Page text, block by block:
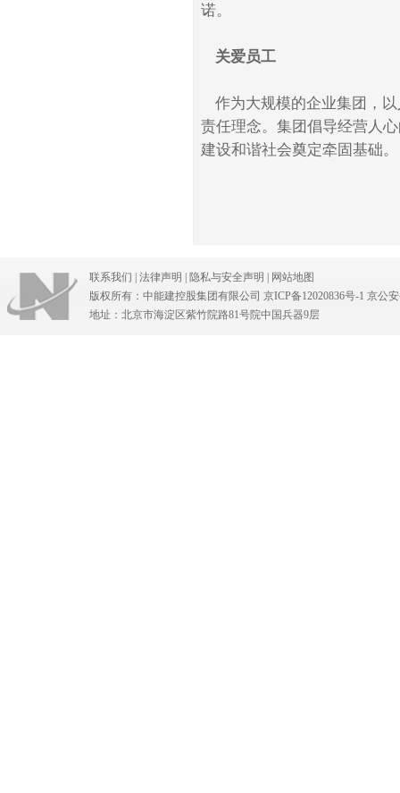
中能建控股集团有限公司
诺。
关爱员工
作为大规模的企业集团，
责任理念。集团倡导经营人
建设和谐社会奠定牵固基础。
联系我们 法律声明 隐私与安全声明
网站地图
版权所有：中能建控股集团有限公司 京ICP备12020836号-1 京公安
地址：北京市海淀区紫竹院路81号院中国兵器9层